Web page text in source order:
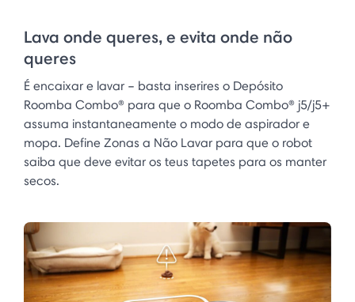
Lava onde queres, e evita onde não
queres
É encaixar e lavar – basta inserires o Depósito
Roomba Combo® para que o Roomba Combo® j5/j5+
assuma instantaneamente o modo de aspirador e
mopa. Define Zonas a Não Lavar para que o robot
saiba que deve evitar os teus tapetes para os manter
secos.